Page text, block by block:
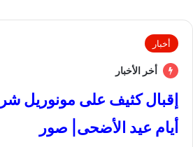
أخبار
أخر الأخبار
إقبال كثيف على مونوريل
أيام عيد الأضحى| صور